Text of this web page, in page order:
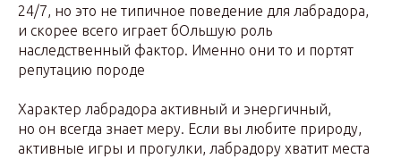
24/7, но это не типичное поведение для лабрадора,
и скорее всего играет бОльшую роль
наследственный фактор. Именно они то и портят
репутацию породе
Характер лабрадора активный и энергичный,
но он всегда знает меру. Если вы любите природу,
активные игры и прогулки, лабрадору хватит места